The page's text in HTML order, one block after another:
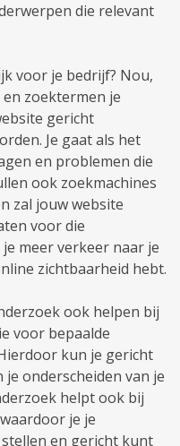
die relevant
voor je bedrijf? Nou,
zoektermen je
gericht
Je gaat als het
en problemen die
ook zoekmachines
zal jouw website
voor die
meer verkeer naar je
zichtbaarheid hebt.
ook helpen bij
voor bepaalde
kun je gericht
onderscheiden van je
helpt ook bij
je je
en gericht kunt